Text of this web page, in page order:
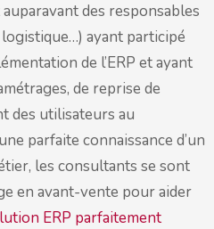
des responsables
ayant participé
de l’ERP et ayant
de reprise de
des utilisateurs au
parfaite connaissance d’un
les consultants se sont
en avant-vente pour aider
ERP parfaitement